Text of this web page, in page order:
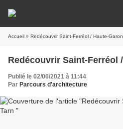
Accueil » Redécouvrir Saint-Ferréol / Haute-
Redécouvrir Saint-Ferréol
Publié le 02/06/2021 à 11:44
Par Parcours d'architecture